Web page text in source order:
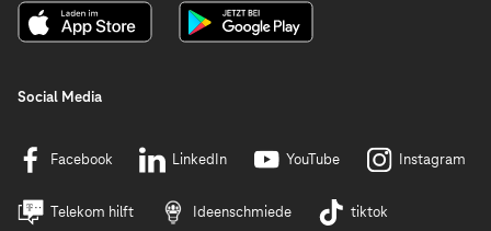
Social Media
Facebook LinkedIn YouTube Instagram
Telekom hilft Ideenschmiede tiktok